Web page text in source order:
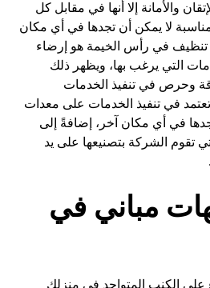
والأمانة إلا أنها في مقابل كل
لا يمكن أن تجدها في أي مكان
في رأس الخيمة هو إرضاء
التي يرغب بها، ويظهر ذلك
وحرص في تنفيذ الخدمات
تعتمد في تنفيذ الخدمات على معدات
في أي مكان آخر، إضافةً إلى
تقوم الشركة بتصنيعها على يد
مباني في
على الكنب المتواجد فى منزلك